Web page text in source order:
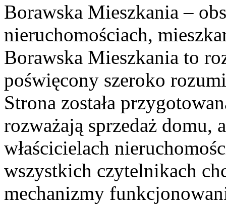
Borawska Mieszkania –
nieruchomościach,
Borawska Mieszkania to
poświęcony szeroko
Strona została
rozważają sprzedaż domu,
właścicielach
wszystkich czytelnikach
mechanizmy